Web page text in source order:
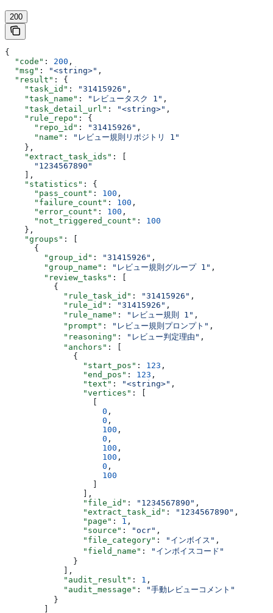
200
{
  "code"
: 200 ,
  "msg"
: "<string>" ,
  "result"
: {
    "task_id"
: "31415926" ,
    "task_name"
: "レビュータスク 1" ,
    "task_detail_url"
: "<string>" ,
    "rule_repo"
: {
      "repo_id"
: "31415926" ,
      "name"
:
"レビュー規則リポジトリ 1"
    },
    "extract_task_ids"
: [
      "1234567890"
    ],
    "statistics"
: {
      "pass_count"
: 100 ,
      "failure_count"
: 100 ,
      "error_count"
: 100 ,
      "not_triggered_count"
: 100
    },
    "groups"
: [
      {
        "group_id"
: "31415926" ,
        "group_name"
: "レビュー規則グループ 1" ,
        "review_tasks"
: [
          {
            "rule_task_id"
: "31415926" ,
            "rule_id"
: "31415926" ,
            "rule_name"
: "レビュー規則 1" ,
            "prompt"
: "レビュー規則プロンプト" ,
            "reasoning"
: "レビュー判定理由" ,
            "anchors"
: [
              {
                "start_pos"
: 123 ,
                "end_pos"
: 123 ,
                "text"
: "<string>" ,
                "vertices"
: [
                    0
,
                    0
,
                    100
,
                    0
,
                    100
,
                    100
,
                    0
,
                    100
                ],
                "file_id"
: "1234567890" ,
                "extract_task_id"
: "1234567890" ,
                "page"
: 1 ,
                "source"
: "ocr" ,
                "file_category"
: "インボイス" ,
                "field_name"
:
"インボイスコード"
              }
            ],
            "audit_result"
: 1 ,
            "audit_message"
:
"手動レビューコメント"
          }